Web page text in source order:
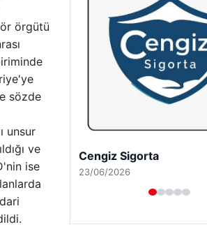
örgütü
sözde
unsur
ve
ise
Hastaş Beton
26/05/2026